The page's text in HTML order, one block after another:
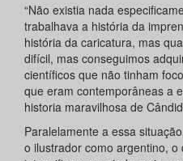
“Não existia nada
trabalhava a história da
história da caricatura, mas
difícil, mas conseguimos
científicos que não tinham
que eram contemporâneas a
historia maravilhosa de
Paralelamente a essa
o ilustrador como argentino,